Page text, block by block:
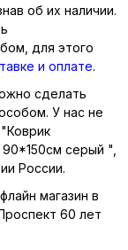
об их наличии.
для этого
и оплате.
сделать
У нас не
серый ",
России.
магазин в
60 лет